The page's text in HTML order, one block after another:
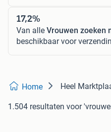
17,2%
Van alle Vrouwen zoeken
beschikbaar voor
Home Heel
1.504 resultaten voor